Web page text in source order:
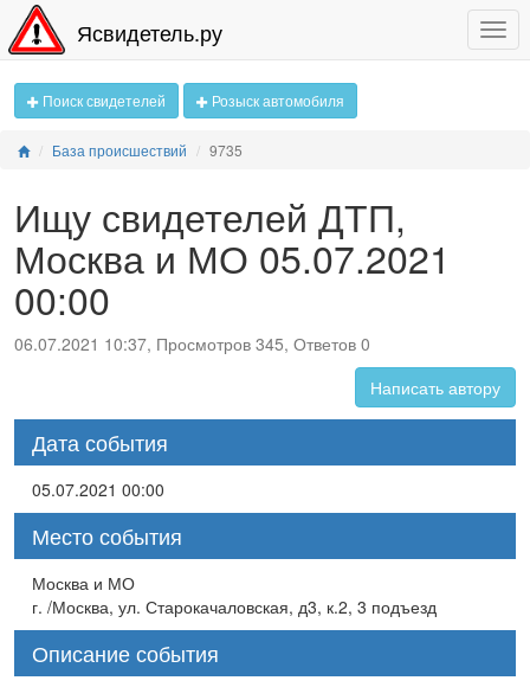
Ясвидетель.ру
Поиск свидетелей Розыск автомобиля
База происшествий 9735
Ищу свидетелей ДТП,
Москва и МО 05.07.2021
00:00
06.07.2021 10:37, Просмотров 345, Ответов 0
Написать автору
Дата события
05.07.2021 00:00
Место события
Москва и МО
г. /Москва, ул. Старокачаловская, д3, к.2, 3 подъезд
Описание события